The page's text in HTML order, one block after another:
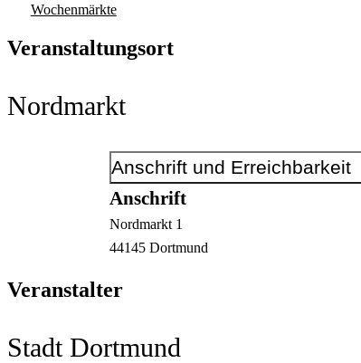
Wochenmärkte
Veranstaltungsort
Nordmarkt
Anschrift und Erreichbarkeit
Anschrift
Nordmarkt 1
44145 Dortmund
Veranstalter
Stadt Dortmund